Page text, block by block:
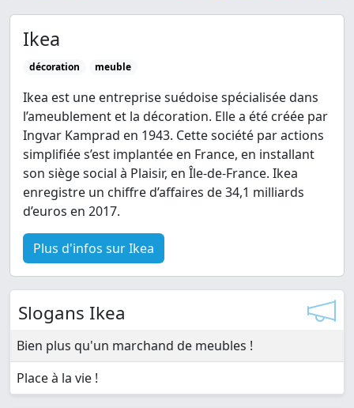
Ikea
décoration meuble
Ikea est une entreprise suédoise spécialisée dans
l’ameublement et la décoration. Elle a été créée par
Ingvar Kamprad en 1943. Cette société par actions
simplifiée s’est implantée en France, en installant
son siège social à Plaisir, en Île-de-France. Ikea
enregistre un chiffre d’affaires de 34,1 milliards
d’euros en 2017.
Plus d'infos sur Ikea
Slogans Ikea
Bien plus qu'un marchand de meubles !
Place à la vie !